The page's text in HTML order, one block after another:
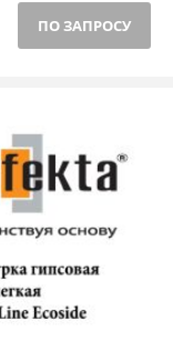
ПО ЗАПРОСУ